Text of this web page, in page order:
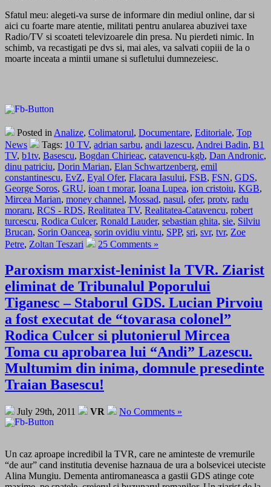
Sfatul meu: alegeti-va surse de informare din mediul online, dar si
aici cu foarte mare atentie, militati pentru anularea abuzivei taxe
Radio/TV si scoateti televizoarele din presa. Nu pierdeti nimic. In
schimb, va recastigati pe dvs si, mai ales, va salvati copiii de la o
moarte inceata a mintii umane si sufletului dumnezeiesc.
Posted in Analize, Colimatorul, Documentare, Editoriale, Top
News
Tags: 10 TV, adrian sarbu, andi lazescu, Andrei Badin, B1
TV, b1tv, Basescu, Bogdan Chirieac, catavencu-kgb, Dan Andronic,
dinu patriciu, Dorin Marian, Elan Schwartzenberg, emil
constantinescu, EvZ, Eyal Ofer, Flacara Iasului, FSB, FSN, GDS,
George Soros, GRU, ioan t morar, Ioana Lupea, ion cristoiu, KGB,
Mircea Marian, money channel, Mossad, nasul, ofer, protv, radu
moraru, RCS - RDS, Realitatea TV, Realitatea-Catavencu, robert
turcescu, Rodica Culcer, Ronald Lauder, sebastian ghita, sie, Silviu
Brucan, Sorin Oancea, sorin ovidiu vintu, SPP, sri, svr, tvr, Zoe
Petre, Zoltan Teszari 25 Comments »
Paroxism marxist-leninist la TVR. Ziarist
eliminat de Tribunalul Poporului
Tiganesc – Staborul GDS. Lucian Pirvoiu
a fost executat de “tovarasa colonel”
Rodica Culcer si plutonierul Mircea
Toma cu aprobarea lui “Andi” Lazescu.
Multumim din inima, domnule presedinte
Traian Basescu!
July 29th, 2011 VR No Comments »
Un caz aproape incredibil la TVR, care ne aminteste de vremurile
“de aur” cand institutia devenise haznaua de ura a bolsevicei uteciste
Alina Mungiu. Dementa antiromaneasca a gastii GDS atinge cote